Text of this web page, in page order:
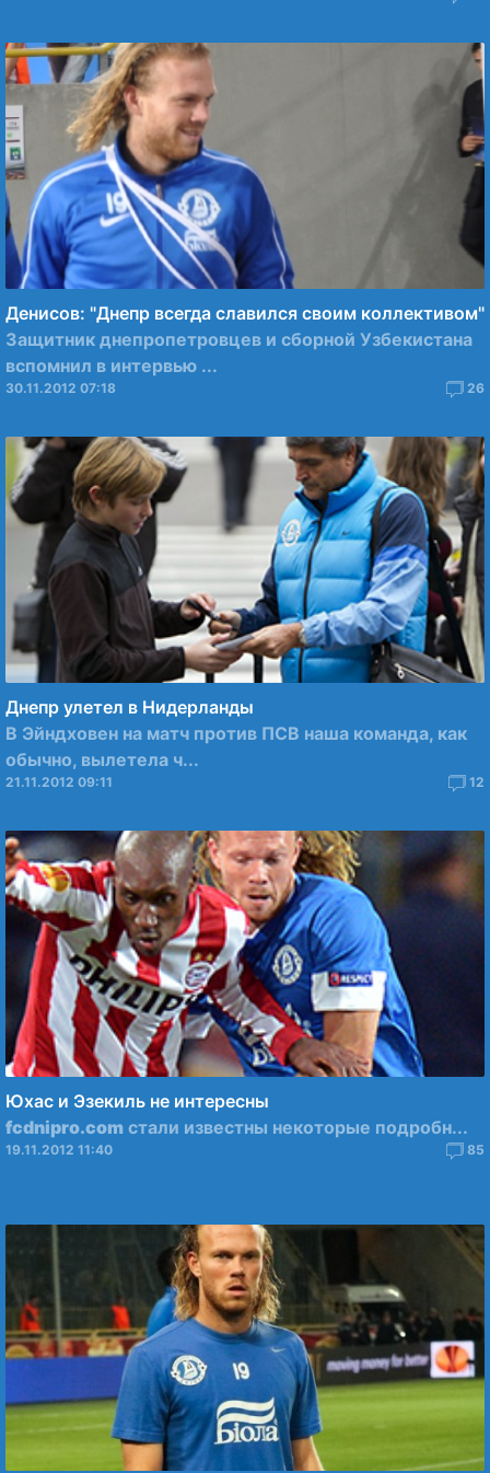
Денисов: "Днепр всегда славился своим коллективом"
Защитник днепропетровцев и сборной Узбекистана
вспомнил в интервью ...
30.11.2012 07:18 26
Днепр улетел в Нидерланды
В Эйндховен на матч против ПСВ наша команда, как
обычно, вылетела ч...
21.11.2012 09:11 12
Юхас и Эзекиль не интересны
fcdnipro.com стали известны некоторые подробн...
19.11.2012 11:40 85